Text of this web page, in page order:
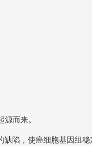
而来。
陷，使癌细胞基因组